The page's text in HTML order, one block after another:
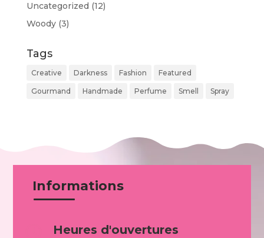
Uncategorized (12)
Woody(3)
Tags
Creative Darkness Fashion Featured
Gourmand Handmade Perfume Smell Spray
Informations
Heures d'ouvertures